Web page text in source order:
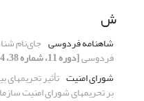
ش
شاهنامه فردوسی جای‌نام
فردوسی[دوره 11، شماره 38، 1394، صفحه 89-114]
شورای امنیت تأثیر تحریمهای
بر تحریمهای شورای امنیت